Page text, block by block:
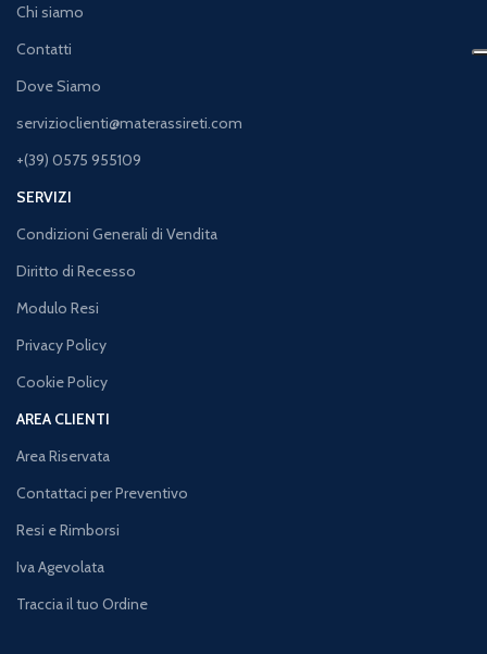
Chi siamo
Contatti
Dove Siamo
servizioclienti@materassireti.com
+(39) 0575 955109
SERVIZI
Condizioni Generali di Vendita
Diritto di Recesso
Modulo Resi
Privacy Policy
Cookie Policy
AREA CLIENTI
Area Riservata
Contattaci per Preventivo
Resi e Rimborsi
Iva Agevolata
Traccia il tuo Ordine